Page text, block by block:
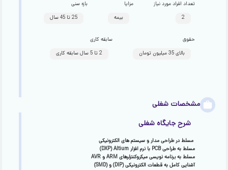
تعداد افراد مورد نیاز
2
مزایا
بیمه
بازه سنی
25 تا 45 سال
حقوق
بالای 35 میلیون تومان
سابقه کاری
2 تا 5 سال سابقه کاری
مشخصات شغلی
شرح جایگاه شغلی
مسلط در طراحی مدار و سیستم های الکترونیکی
مسلط به طراحی PCB با نرم افزار DXP) Altium)
مسلط به برنامه نویسی میکروکنترلرهای ARM و AVR
آشنایی کامل به قطعات الکترونیکی (DIP) و (SMD)